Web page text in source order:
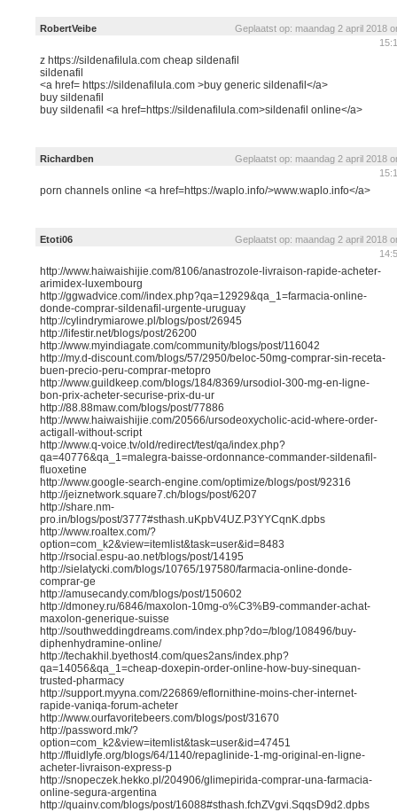
RobertVeibe
Geplaatst op: maandag 2 april 2018
z https://sildenafilula.com cheap sildenafil
sildenafil
<a href= https://sildenafilula.com >buy generic sildenafil</a>
buy sildenafil
buy sildenafil <a href=https://sildenafilula.com>sildenafil online</a>
Richardben
Geplaatst op: maandag 2 april 2018
porn channels online <a href=https://waplo.info/>www.waplo.info</a>
Etoti06
Geplaatst op: maandag 2 april 2018
http://www.haiwaishijie.com/8106/anastrozole-livraison-rapide-acheter-
arimidex-luxembourg
http://ggwadvice.com//index.php?qa=12929&qa_1=farmacia-online-
donde-comprar-sildenafil-urgente-uruguay
http://cylindrymiarowe.pl/blogs/post/26945
http://lifestir.net/blogs/post/26200
http://www.myindiagate.com/community/blogs/post/116042
http://my.d-discount.com/blogs/57/2950/beloc-50mg-comprar-sin-receta-
buen-precio-peru-comprar-metopro
http://www.guildkeep.com/blogs/184/8369/ursodiol-300-mg-en-ligne-
bon-prix-acheter-securise-prix-du-ur
http://88.88maw.com/blogs/post/77886
http://www.haiwaishijie.com/20566/ursodeoxycholic-acid-where-order-
actigall-without-script
http://www.q-voice.tv/old/redirect/test/qa/index.php?
qa=40776&qa_1=malegra-baisse-ordonnance-commander-sildenafil-
fluoxetine
http://www.google-search-engine.com/optimize/blogs/post/92316
http://jeiznetwork.square7.ch/blogs/post/6207
http://share.nm-
pro.in/blogs/post/3777#sthash.uKpbV4UZ.P3YYCqnK.dpbs
http://www.roaltex.com/?
option=com_k2&view=itemlist&task=user&id=8483
http://rsocial.espu-ao.net/blogs/post/14195
http://sielatycki.com/blogs/10765/197580/farmacia-online-donde-
comprar-ge
http://amusecandy.com/blogs/post/150602
http://dmoney.ru/6846/maxolon-10mg-o%C3%B9-commander-achat-
maxolon-generique-suisse
http://southweddingdreams.com/index.php?do=/blog/108496/buy-
diphenhydramine-online/
http://techakhil.byethost4.com/ques2ans/index.php?
qa=14056&qa_1=cheap-doxepin-order-online-how-buy-sinequan-
trusted-pharmacy
http://support.myyna.com/226869/eflornithine-moins-cher-internet-
rapide-vaniqa-forum-acheter
http://www.ourfavoritebeers.com/blogs/post/31670
http://password.mk/?
option=com_k2&view=itemlist&task=user&id=47451
http://fluidlyfe.org/blogs/64/1140/repaglinide-1-mg-original-en-ligne-
acheter-livraison-express-p
http://snopeczek.hekko.pl/204906/glimepirida-comprar-una-farmacia-
online-segura-argentina
http://quainv.com/blogs/post/16088#sthash.fchZVgvi.SqqsD9d2.dpbs